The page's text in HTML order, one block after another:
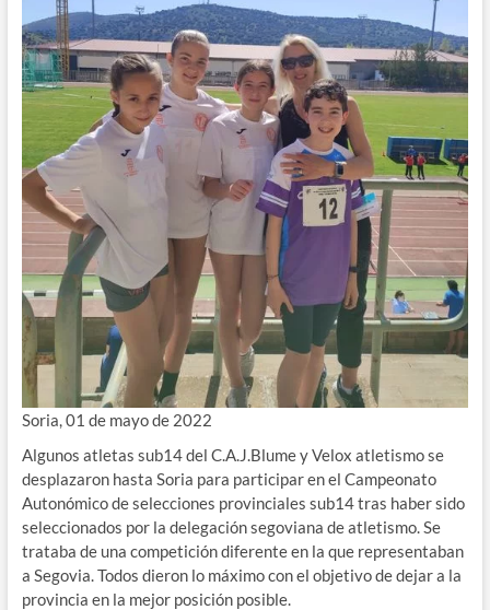
Soria, 01 de mayo de 2022
Algunos atletas sub14 del C.A.J.Blume y Velox atletismo se
desplazaron hasta Soria para participar en el Campeonato
Autonómico de selecciones provinciales sub14 tras haber sido
seleccionados por la delegación segoviana de atletismo. Se
trataba de una competición diferente en la que representaban
a Segovia. Todos dieron lo máximo con el objetivo de dejar a la
provincia en la mejor posición posible.